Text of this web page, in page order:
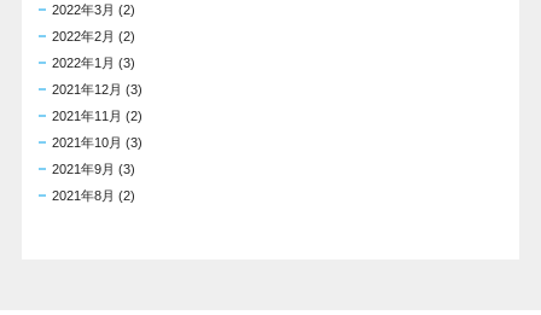
2022年3月 (2)
2022年2月 (2)
2022年1月 (3)
2021年12月 (3)
2021年11月 (2)
2021年10月 (3)
2021年9月 (3)
2021年8月 (2)